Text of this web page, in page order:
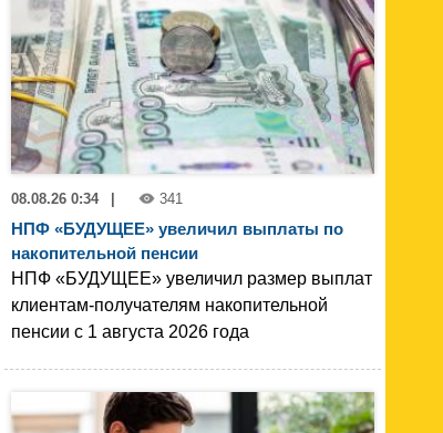
08.08.26 0:34 341
НПФ «БУДУЩЕЕ» увеличил выплаты по
накопительной пенсии
НПФ «БУДУЩЕЕ» увеличил размер выплат
клиентам-получателям накопительной
пенсии с 1 августа 2026 года